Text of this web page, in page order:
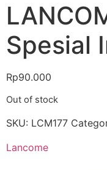
Spesial
Rp90.000
Out of stock
SKU: LCM177
Lancome